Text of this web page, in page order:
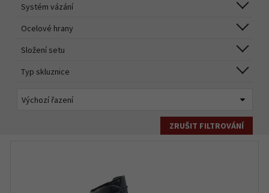
Systém vázání
Ocelové hrany
Složení setu
Typ skluznice
ZRUŠIT FILTROVÁNÍ